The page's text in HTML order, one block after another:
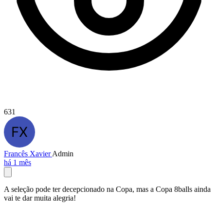
631
Francês XavierAdmin
há 1 mês
A seleção pode ter decepcionado na Copa, mas a Copa 8balls ainda
vai te dar muita alegria!